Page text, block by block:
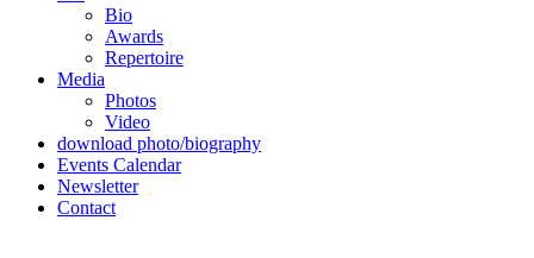
Bio
Awards
Repertoire
Media
Photos
Video
download photo/biography
Events Calendar
Newsletter
Contact